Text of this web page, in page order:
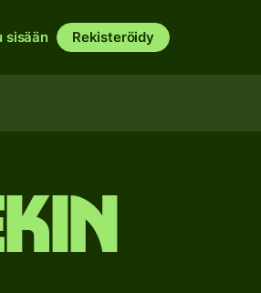
sisään Rekisteröidy